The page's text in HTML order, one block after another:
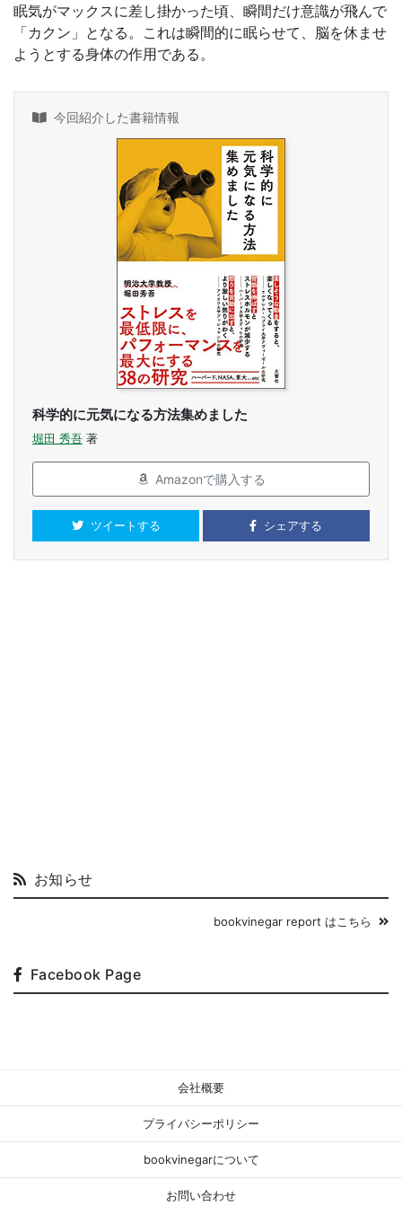
眠気がマックスに差し掛かった頃、瞬間だけ意識が飛んで
「カクン」となる。これは瞬間的に眠らせて、脳を休ませ
ようとする身体の作用である。
今回紹介した書籍情報
科学的に元気になる方法集めました
堀田 秀吾 著
Amazonで購入する
ツイートする シェアする
お知らせ
bookvinegar report はこちら
Facebook Page
会社概要
プライバシーポリシー
bookvinegarについて
お問い合わせ